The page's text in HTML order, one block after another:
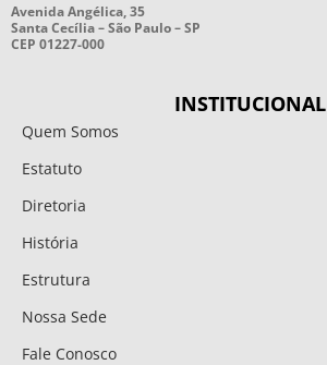
Avenida Angélica, 35
Santa Cecília – São Paulo – SP
CEP 01227-000
INSTITUCIONAL
Quem Somos
Estatuto
Diretoria
História
Estrutura
Nossa Sede
Fale Conosco